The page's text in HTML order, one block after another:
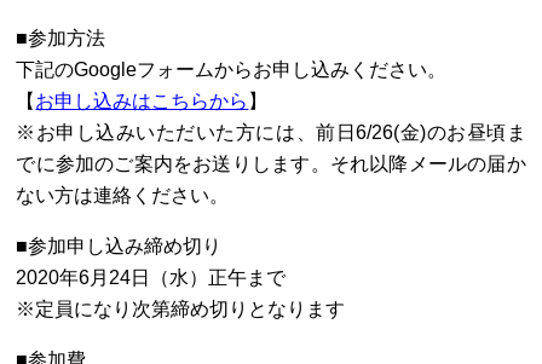
■参加方法
下記のGoogleフォームからお申し込みください。
【 お申し込みはこちらから 】
※お申し込みいただいた方には、前日6/26(金)のお昼頃ま
でに参加のご案内をお送りします。それ以降メールの届か
ない方は連絡ください。
■参加申し込み締め切り
2020年6月24日（水）正午まで
※定員になり次第締め切りとなります